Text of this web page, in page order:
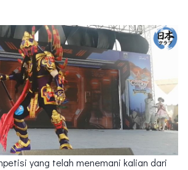
yang telah menemani kalian dari